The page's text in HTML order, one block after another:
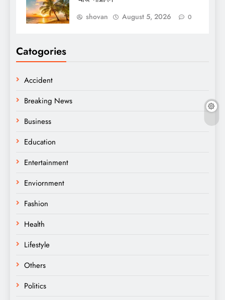
shovan August 5, 2026 0
Catogories
Accident
Breaking News
Business
Education
Entertainment
Enviornment
Fashion
Health
Lifestyle
Others
Politics